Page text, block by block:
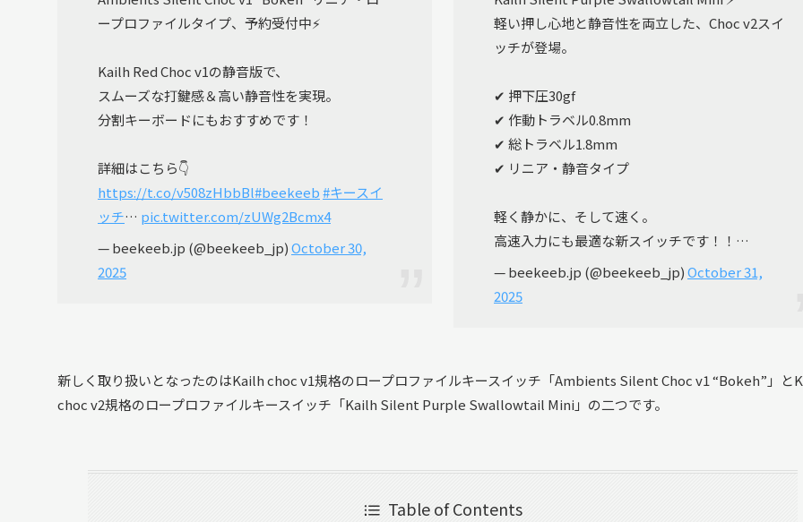
ープロファイルタイプ、予約受付中⚡
Kailh Red Choc v1の静音版で、
スムーズな打鍵感＆高い静音性を実現。
分割キーボードにもおすすめです！
詳細はこちら👇
https://t.co/v508zHbbBl#beekeeb#キースイ
ッチ… pic.twitter.com/zUWg2Bcmx4
— beekeeb.jp (@beekeeb_jp)October 30,
2025
軽い押し心地と静音性を両立した、Choc v2スイ
ッチが登場。
✔ 押下圧30gf
✔ 作動トラベル0.8mm
✔ 総トラベル1.8mm
✔ リニア・静音タイプ
軽く静かに、そして速く。
高速入力にも最適な新スイッチです！！…
— beekeeb.jp (@beekeeb_jp)October 31,
2025
新しく取り扱いとなったのはKailh choc v1規格のロープロファイルキースイッチ「Ambients Silent Choc v1 “Bokeh”」と
choc v2規格のロープロファイルキースイッチ「Kailh Silent Purple Swallowtail Mini」の二つです。
Table of Contents